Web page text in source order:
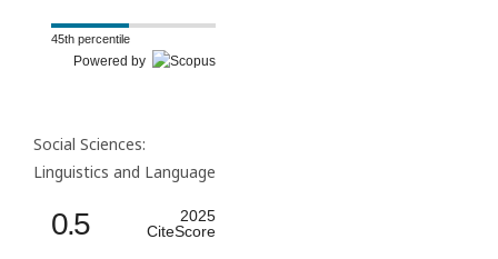
45th percentile
Powered by
Social Sciences:
Linguistics and Language
0.5
2025
CiteScore